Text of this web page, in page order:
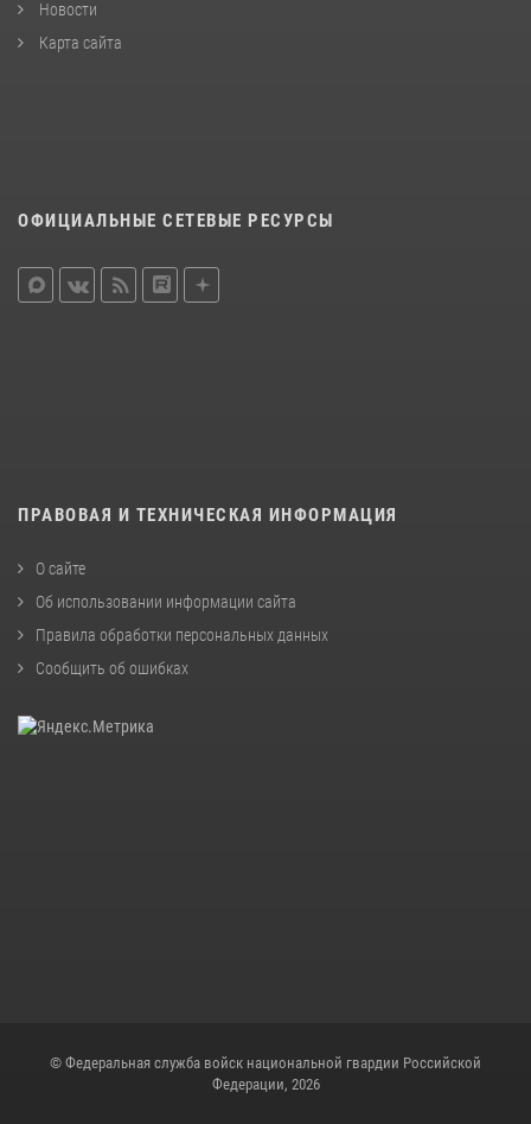
Новости
Карта сайта
ОФИЦИАЛЬНЫЕ СЕТЕВЫЕ РЕСУРСЫ
ПРАВОВАЯ И ТЕХНИЧЕСКАЯ ИНФОРМАЦИЯ
О сайте
Об использовании информации сайта
Правила обработки персональных данных
Сообщить об ошибках
© Федеральная служба войск национальной гвардии Российской
Федерации, 2026